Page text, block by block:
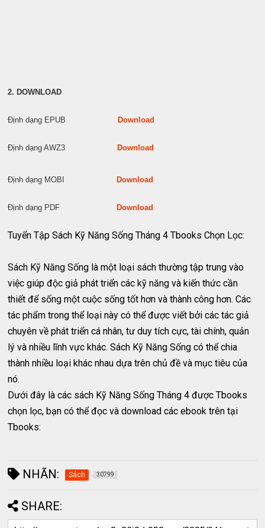
2. DOWNLOAD
Định dạng EPUB Download
Định dạng AWZ3 Download
Định dạng MOBI Download
Định dạng PDF Download
Tuyển Tập Sách Kỹ Năng Sống Tháng 4 Tbooks Chọn Lọc:
Sách Kỹ Năng Sống là một loại sách thường tập trung vào
việc giúp độc giả phát triển các kỹ năng và kiến thức cần
thiết để sống một cuộc sống tốt hơn và thành công hơn. Các
tác phẩm trong thể loại này có thể được viết bởi các tác giả
chuyên về phát triển cá nhân, tư duy tích cực, tài chính, quản
lý và nhiều lĩnh vực khác. Sách Kỹ Năng Sống có thể chia
thành nhiều loại khác nhau dựa trên chủ đề và mục tiêu của
nó.
Dưới đây là các sách Kỹ Năng Sống Tháng 4 được Tbooks
chọn lọc, bạn có thể đọc và download các ebook trên tại
Tbooks:
NHÃN: Sách 30799
SHARE: